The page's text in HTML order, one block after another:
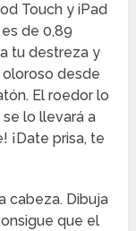
Touch y iPad
de 0,89
tu destreza y
oloroso desde
El roedor lo
lo llevará a
¡Date prisa, te
cabeza. Dibuja
que el